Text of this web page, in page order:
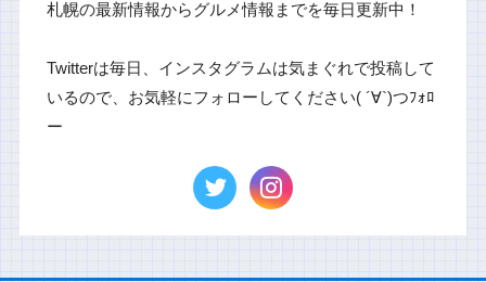
札幌の最新情報からグルメ情報までを毎日更新中！
Twitterは毎日、インスタグラムは気まぐれで投稿して
いるので、お気軽にフォローしてください( ´∀`)つﾌｫﾛ
ー